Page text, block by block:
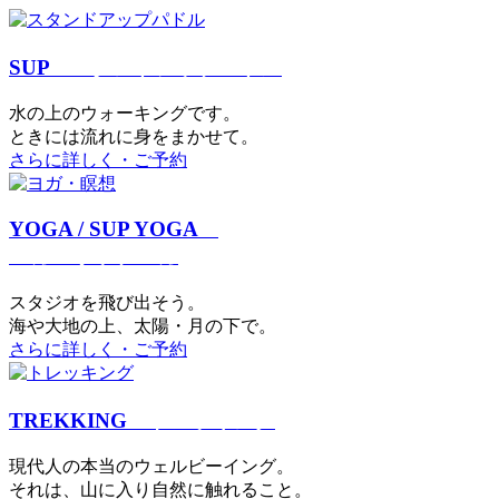
SUP
⽔の上のウォーキングです。
ときには流れに身をまかせて。
さらに詳しく・ご予約
YOGA / SUP YOGA
スタジオを⾶び出そう。
海や大地の上、太陽・⽉の下で。
さらに詳しく・ご予約
TREKKING
現代⼈の本当のウェルビーイング。
それは、⼭に⼊り⾃然に触れること。